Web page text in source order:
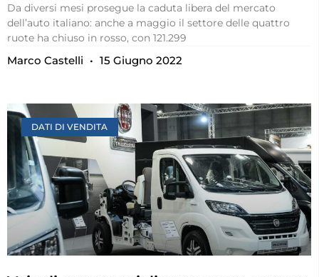
Da diversi mesi prosegue la caduta libera del mercato
dell’auto italiano: anche a maggio il settore delle quattro
ruote ha chiuso in rosso, con 121.299
Marco Castelli 15 Giugno 2022
DATI DI VENDITA